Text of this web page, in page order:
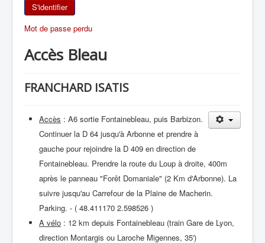
RANDONNÉE SPORTIVE
S'identifier
Mot de passe perdu
Accès Bleau
FRANCHARD ISATIS
Accès : A6 sortie Fontainebleau, puis Barbizon.
Continuer la D 64 jusqu'à Arbonne et prendre à
gauche pour rejoindre la D 409 en direction de
Fontainebleau. Prendre la route du Loup à droite, 400m
après le panneau "Forêt Domaniale" (2 Km d'Arbonne). La
suivre jusqu'au Carrefour de la Plaine de Macherin.
Parking. - ( 48.411170 2.598526 )
A vélo : 12 km depuis Fontainebleau (train Gare de Lyon,
direction Montargis ou Laroche Migennes, 35')